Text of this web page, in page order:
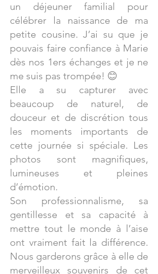
un déjeuner familial pour
célébrer la naissance de ma
petite cousine. J’ai su que je
pouvais faire confiance à Marie
dès nos 1ers échanges et je ne
me suis pas trompée! 😊
Elle a su capturer avec
beaucoup de naturel, de
douceur et de discrétion tous
les moments importants de
cette journée si spéciale. Les
photos sont magnifiques,
lumineuses et pleines
d’émotion.
Son professionnalisme, sa
gentillesse et sa capacité à
mettre tout le monde à l’aise
ont vraiment fait la différence.
Nous garderons grâce à elle de
merveilleux souvenirs de cet